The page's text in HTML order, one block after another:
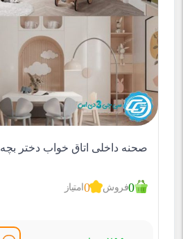
صحنه داخلی اتاق خواب دختر بچه
0فروش 0 امتیاز